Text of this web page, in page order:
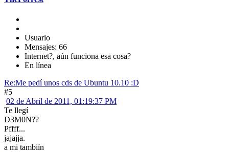
Usuario
Mensajes: 66
Internet?, aún funciona esa cosa?
En línea
Re:Me pedí­ unos cds de Ubuntu 10.10 :D
#5
02 de Abril de 2011, 01:19:37 PM
Te llegí
D3M0N??
Pffff...
jajajja.
a mi tambiín